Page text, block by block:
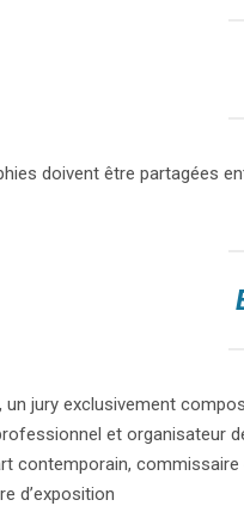
doivent être partagées
jury exclusivement
et organisateur
contemporain,
d’exposition